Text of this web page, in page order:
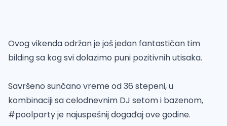
Ovog vikenda održan je još jedan fantastičan tim
bilding sa kog svi dolazimo puni pozitivnih utisaka.
Savršeno sunčano vreme od 36 stepeni, u
kombinaciji sa celodnevnim DJ setom i bazenom,
#poolparty je najuspešnij događaj ove godine.